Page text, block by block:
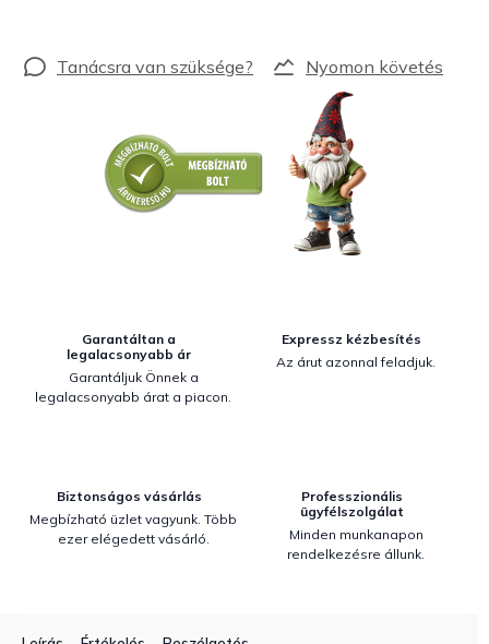
Nyomon követés
Garantáltan a
legalacsonyabb ár
Garantáljuk Önnek a
legalacsonyabb árat a piacon.
Expressz kézbesítés
Az árut azonnal feladjuk.
Biztonságos vásárlás
Megbízható üzlet vagyunk. Több
ezer elégedett vásárló.
Professzionális
ügyfélszolgálat
Minden munkanapon
rendelkezésre állunk.